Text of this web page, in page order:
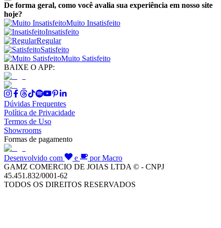
De forma geral, como você avalia sua experiência em nosso site
hoje?
Muito Insatisfeito
Insatisfeito
Regular
Satisfeito
Muito Satisfeito
BAIXE O APP:
Dúvidas Frequentes
Política de Privacidade
Termos de Uso
Showrooms
Formas de pagamento
Desenvolvido com e
por Macro
GAMZ COMERCIO DE JOIAS LTDA © - CNPJ
45.451.832/0001-62
TODOS OS DIREITOS RESERVADOS